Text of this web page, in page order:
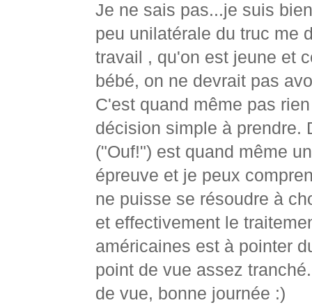
Je ne sais pas...je suis
peu unilatérale du truc me
travail , qu'on est jeune et
bébé, on ne devrait pas
C'est quand même pas
décision simple à prendre.
("Ouf!") est quand même
épreuve et je peux
ne puisse se résoudre à
et effectivement le
américaines est à pointer
point de vue assez
de vue, bonne journée :)